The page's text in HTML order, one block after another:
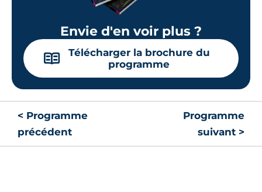
Envie d'en voir plus ?
📖
Télécharger la brochure du
programme
< Programme
précédent
Programme
suivant >